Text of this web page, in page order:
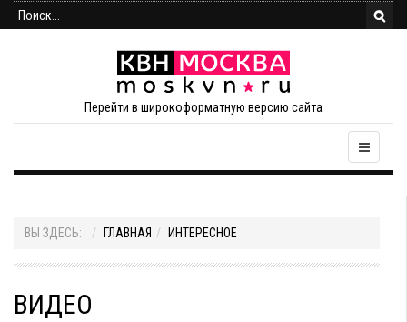
Перейти в широкоформатную версию сайта
ВЫ ЗДЕСЬ: ГЛАВНАЯ ИНТЕРЕСНОЕ
ВИДЕО